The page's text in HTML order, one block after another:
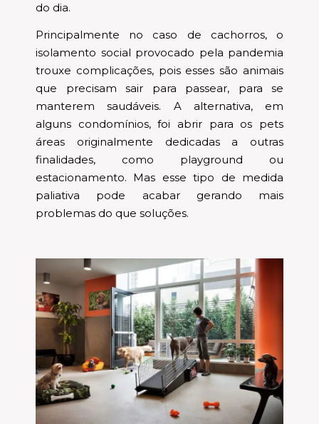
do dia.
Principalmente no caso de cachorros, o
isolamento social provocado pela pandemia
trouxe complicações, pois esses são animais
que precisam sair para passear, para se
manterem saudáveis. A alternativa, em
alguns condomínios, foi abrir para os pets
áreas originalmente dedicadas a outras
finalidades, como playground ou
estacionamento. Mas esse tipo de medida
paliativa pode acabar gerando mais
problemas do que soluções.